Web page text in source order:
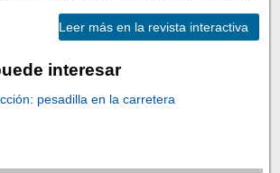
Leer más en la revista interactiva
interesar
pesadilla en la carretera